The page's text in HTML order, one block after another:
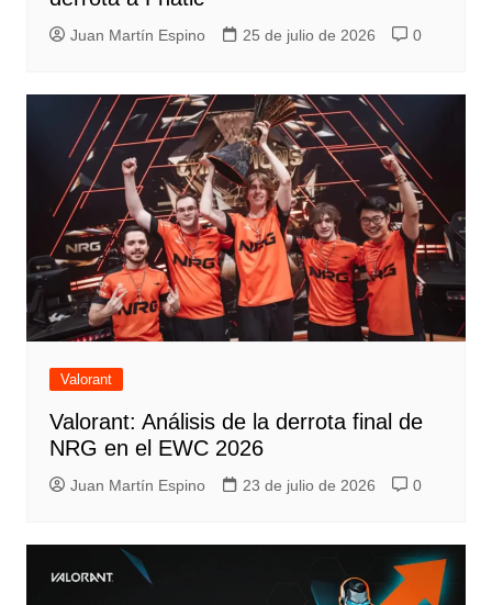
Juan Martín Espino 25 de julio de 2026 0
Valorant
Valorant: Análisis de la derrota final de
NRG en el EWC 2026
Juan Martín Espino 23 de julio de 2026 0